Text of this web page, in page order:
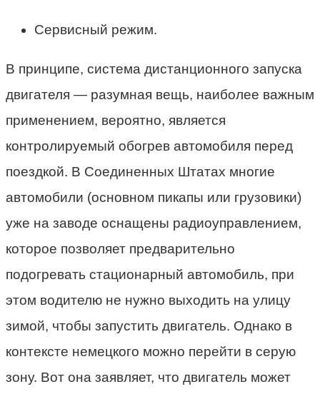
Сервисный режим.
В принципе, система дистанционного запуска
двигателя — разумная вещь, наиболее важным
применением, вероятно, является
контролируемый обогрев автомобиля перед
поездкой. В Соединенных Штатах многие
автомобили (основном пикапы или грузовики)
уже на заводе оснащены радиоуправлением,
которое позволяет предварительно
подогревать стационарный автомобиль, при
этом водителю не нужно выходить на улицу
зимой, чтобы запустить двигатель. Однако в
контексте немецкого можно перейти в серую
зону. Вот она заявляет, что двигатель может